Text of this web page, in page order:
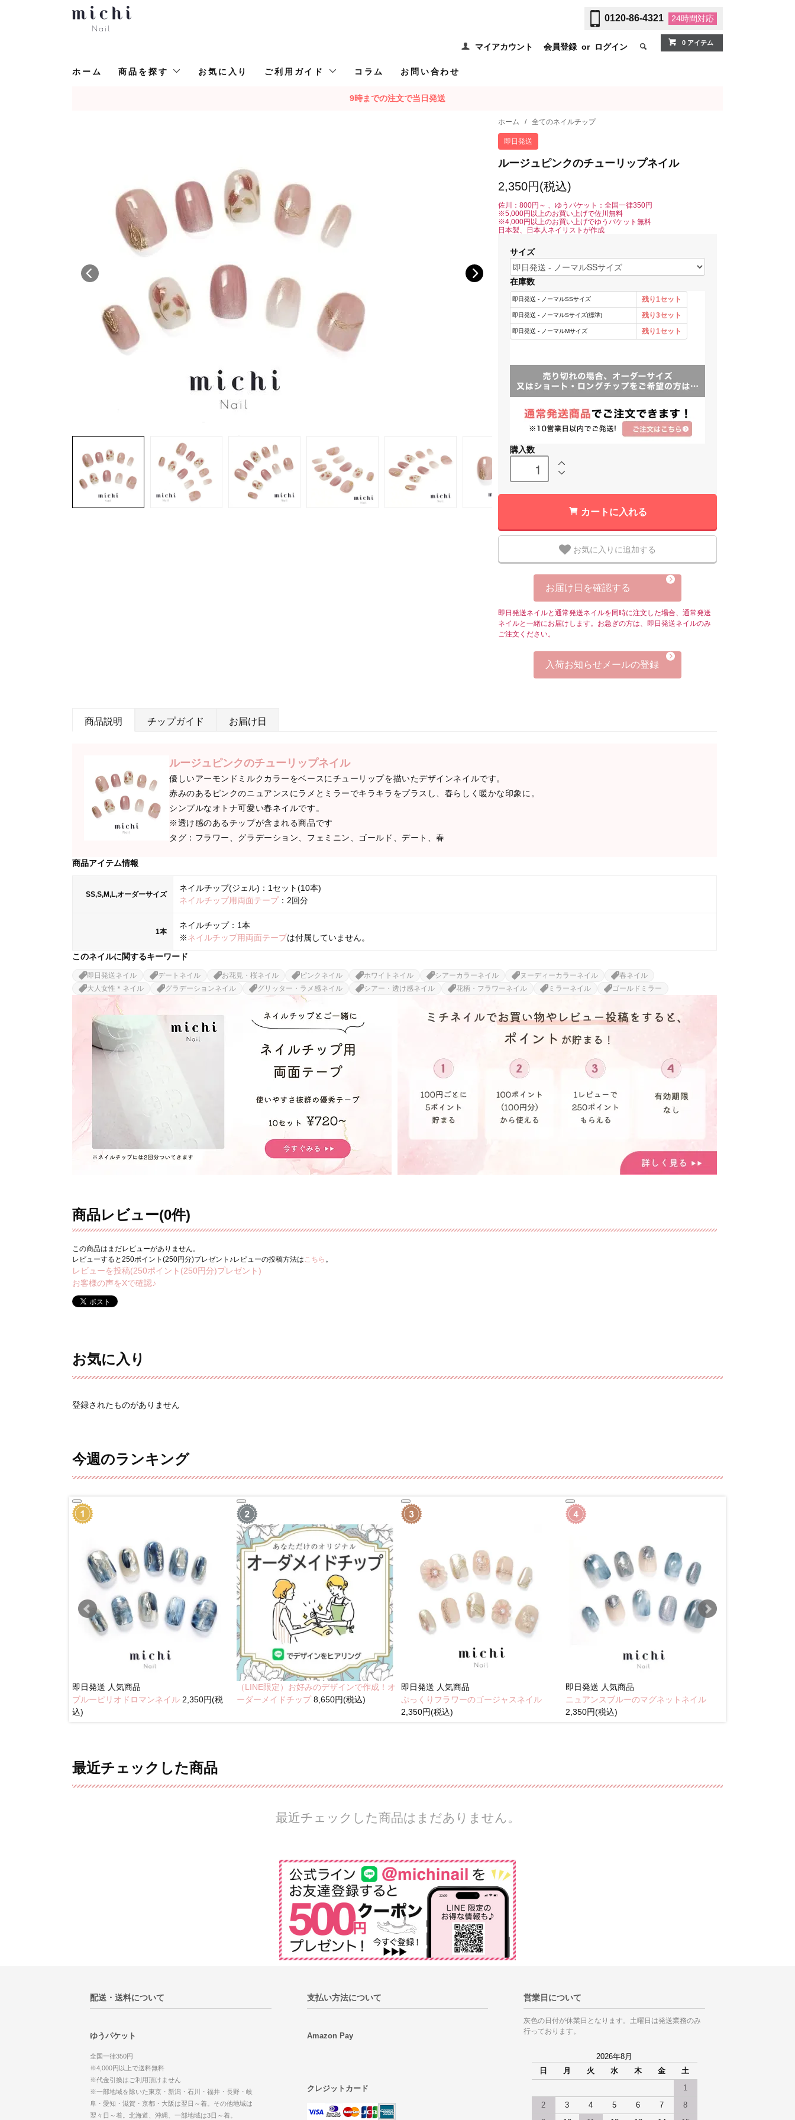
0120-86-4321 24時間対応
マイアカウント 会員登録 or ログイン 0 アイテム
ホーム 商品を探す お気に入り ご利用ガイド コラム お問い合わせ
9時までの注文で当日発送
ホーム / 全てのネイルチップ
即日発送
ルージュピンクのチューリップネイル
2,350円(税込)
佐川：800円～ 、ゆうパケット：全国一律350円
※5,000円以上のお買い上げで佐川無料
※4,000円以上のお買い上げでゆうパケット無料
日本製、日本人ネイリストが作成
サイズ
在庫数
購入数
カートに入れる
お気に入りに追加する
お届け日を確認する
即日発送ネイルと通常発送ネイルを同時に注文した場合、通常発送
ネイルと一緒にお届けします。お急ぎの方は、即日発送ネイルのみ
ご注文ください。
入荷お知らせメールの登録
商品説明 チップガイド お届け日
ルージュピンクのチューリップネイル
優しいアーモンドミルクカラーをベースにチューリップを描いたデザインネイルです。
赤みのあるピンクのニュアンスにラメとミラーでキラキラをプラスし、春らしく暖かな印象に。
シンプルなオトナ可愛い春ネイルです。
※透け感のあるチップが含まれる商品です
タグ：フラワー、グラデーション、フェミニン、ゴールド、デート、春
商品アイテム情報
SS,S,M,L,オーダーサイズ
ネイルチップ(ジェル)：1セット(10本)
ネイルチップ用両面テープ：2回分
1本
ネイルチップ：1本
※ネイルチップ用両面テープは付属していません。
このネイルに関するキーワード
即日発送ネイル デートネイル お花見・桜ネイル ピンクネイル ホワイトネイル シアーカラーネイル ヌーディーカラーネイル
春ネイル
大人女性＊ネイル
グラデーションネイル グリッター・ラメ感ネイル シアー・透け感ネイル 花柄・フラワーネイル ミラーネイル ゴールドミラー
商品レビュー(0件)
この商品はまだレビューがありません。
レビューすると250ポイント(250円分)プレゼント♪レビューの投稿方法は こちら 。
レビューを投稿(250ポイント(250円分)プレゼント)
お客様の声をXで確認♪
お気に入り
登録されたものがありません
今週のランキング
即日発送 人気商品
ブルーピリオドロマンネイル 2,350円(税
込)
（LINE限定）お好みのデザインで作成！オ
ーダーメイドチップ8,650円(税込)
即日発送 人気商品
ぷっくりフラワーのゴージャスネイル
2,350円(税込)
即日発送 人気商品
ニュアンスブルーのマグネットネイル
2,350円(税込)
最近チェックした商品
最近チェックした商品はまだありません。
配送・送料について
ゆうパケット
全国一律350円
※4,000円以上で送料無料
※代金引換はご利用頂けません
※一部地域を除いた東京・新潟・石川・福井・長野・岐
阜・愛知・滋賀・京都・大阪は翌日～着。その他地域は
翌々日～着。北海道、沖縄、一部地域は3日～着。
支払い方法について
Amazon Pay
クレジットカード
営業日について
灰色の日付が休業日となります。土曜日は発送業務のみ
行っております。
2026年8月
日
月 火 水 木 金 土
1
2 3 4 5 6 7 8